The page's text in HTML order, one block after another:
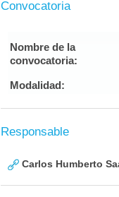
Convocatoria
Nombre de la
convocatoria:
Modalidad:
Responsable
Carlos Humberto